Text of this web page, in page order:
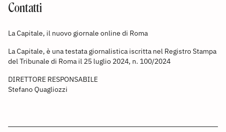
Contatti
La Capitale, il nuovo giornale online di Roma
La Capitale, è una testata giornalistica iscritta nel Registro Stampa
del Tribunale di Roma il 25 luglio 2024, n. 100/2024
DIRETTORE RESPONSABILE
Stefano Quagliozzi